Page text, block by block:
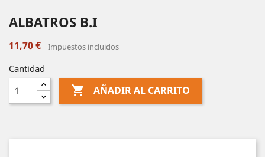
ALBATROS B.I
11,70 € Impuestos incluidos
Cantidad
 AÑADIR AL CARRITO